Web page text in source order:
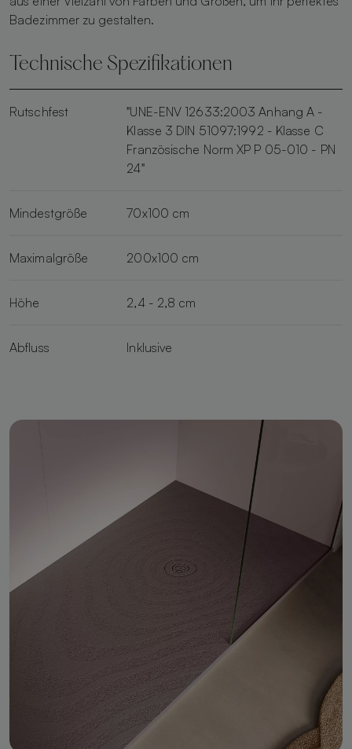
Badezimmer zu gestalten.
Technische Spezifikationen
Rutschfest
"UNE-ENV 12633:2003 Anhang A -
Klasse 3 DIN 51097:1992 - Klasse C
Französische Norm XP P 05-010 - PN
24"
Mindestgröße 70x100 cm
Maximalgröße 200x100 cm
Höhe 2,4 - 2,8 cm
Abfluss Inklusive